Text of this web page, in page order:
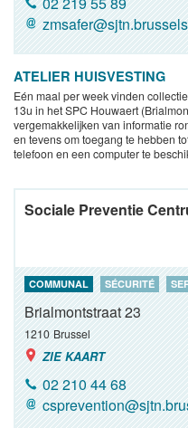
zmsafer@sjtn.brussels
ATELIER HUISVESTING
Eén maal per week vinden
13u in het SPC Houwaert
vergemakkelijken van informatie
en tevens om toegang te hebben
telefoon en een computer te
Sociale Preventie
COMMUNAL SÉCURITÉ
Brialmontstraat 23
1210 Brussel
ZIE KAART
02 210 44 68